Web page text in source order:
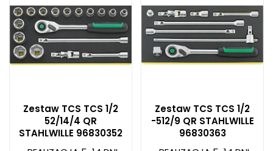
Zestaw TCS TCS 1/2
52/14/4 QR
STAHLWILLE 96830352
Zestaw TCS TCS 1/2
-512/9 QR STAHLWILLE
96830363